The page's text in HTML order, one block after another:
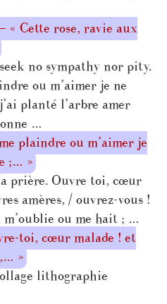
« Cette rose, ravie aux
no sympathy nor pity.
ou m’aimer je ne
planté l’arbre amer
…
plaindre ou m’aimer je
;… »
prière. Ouvre toi, cœur
amères, / ouvrez-vous !
ou me hait ; …
toi, cœur malade ! et
»
lithographie